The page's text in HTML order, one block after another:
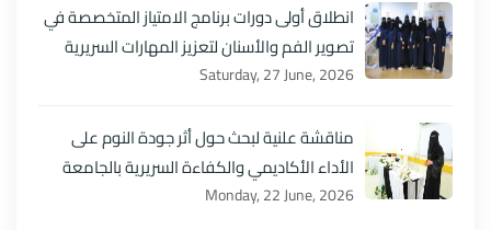
انطلاق أولى دورات برنامج الامتياز المتخصصة في
تصوير الفم والأسنان لتعزيز المهارات السريرية
Saturday, 27 June, 2026
مناقشة علنية لبحث حول أثر جودة النوم على
الأداء الأكاديمي والكفاءة السريرية بالجامعة
Monday, 22 June, 2026